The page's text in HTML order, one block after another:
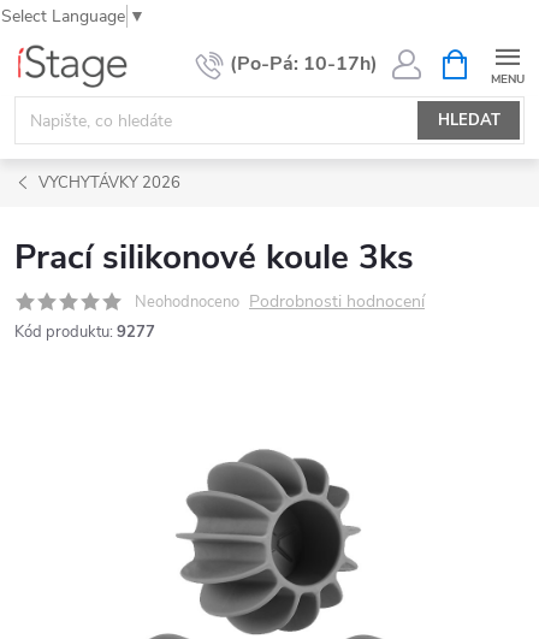
Select Language ▼
Přejít
obsah
HLEDAT
NÁKUPNÍ
KOŠÍK
VYCHYTÁVKY 2026
Prací silikonové koule 3ks
Neohodnoceno Podrobnosti hodnocení
Kód produktu: 9277